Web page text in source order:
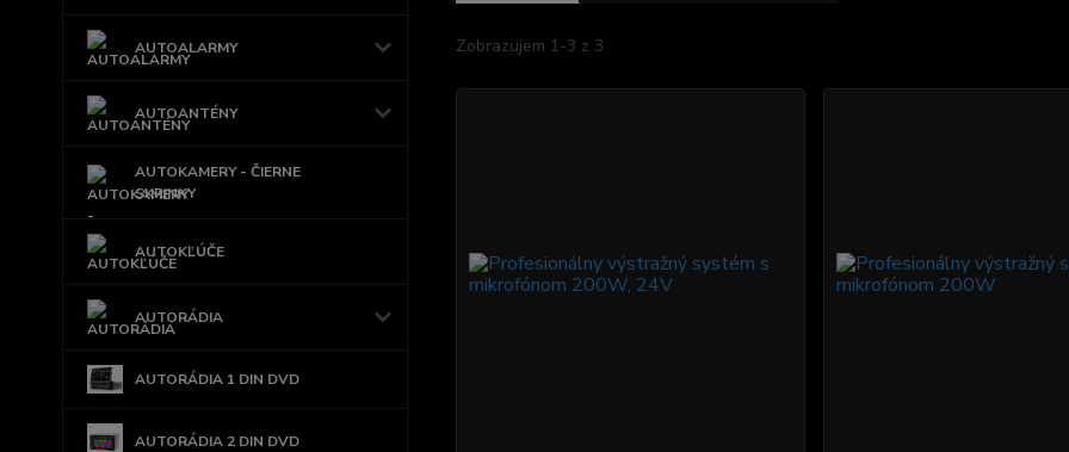
AUTOALARMY
AUTOANTÉNY
AUTOKAMERY - ČIERNE
SKRINKY
AUTOKĽÚČE
AUTORÁDIA
AUTORÁDIA 1 DIN DVD
AUTORÁDIA 2 DIN DVD
Zobrazujem 1-3 z 3